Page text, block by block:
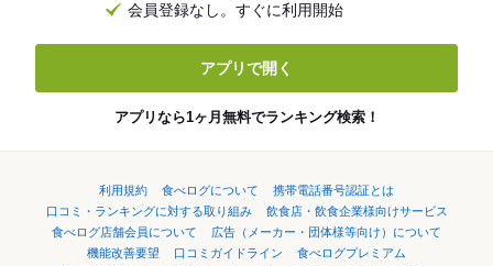
会員登録なし。すぐに利用開始
アプリで開く
アプリなら1ヶ月無料でランキング検索！
利用規約 食べログについて
携帯電話番号認証とは
口コミ・ランキングに対する取り組み
飲食店・飲食企業様向けサービス
食べログ店舗会員について
広告（メーカー・団体様等向け）について
機能改善要望
口コミガイドライン
食べログプレミアム